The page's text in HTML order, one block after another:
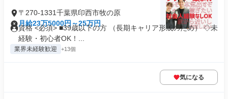
〒270-1331千葉県印西市牧の原
月給23万5000円～25万円
資格 <必須> ■39歳以下の方 （長期キャリア形成のため） ◇未
経験・初心者OK！...
業界未経験歓迎 +13個
気になる